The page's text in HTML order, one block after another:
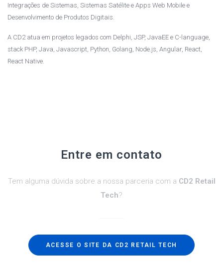
Integrações de Sistemas, Sistemas Satélite e Apps Web Mobile e
Desenvolvimento de Produtos Digitais.
A CD2 atua em projetos legados com Delphi, JSP, JavaEE e C-language,
stack PHP, Java, Javascript, Python, Golang, Node.js, Angular, React,
React Native.
Entre em contato
Tem alguma dúvida sobre a nossa parceria com a CD2 Retail
Tech?
ACESSE O SITE DA CD2 RETAIL TECH